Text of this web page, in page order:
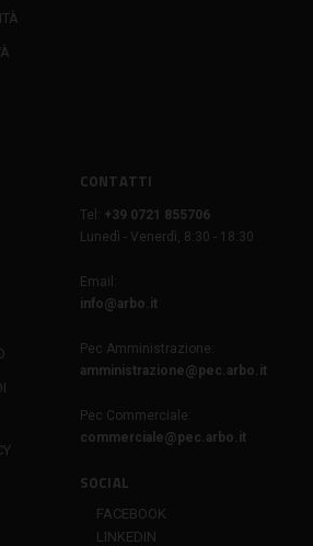
CONTATTI
Tel:
+39 0721 855706
Lunedì - Venerdì, 8:30 - 18:30
Email:
info@arbo.it
Pec Amministrazione:
amministrazione@pec.arbo.it
Pec Commerciale:
commerciale@pec.arbo.it
SOCIAL
FACEBOOK
LINKEDIN